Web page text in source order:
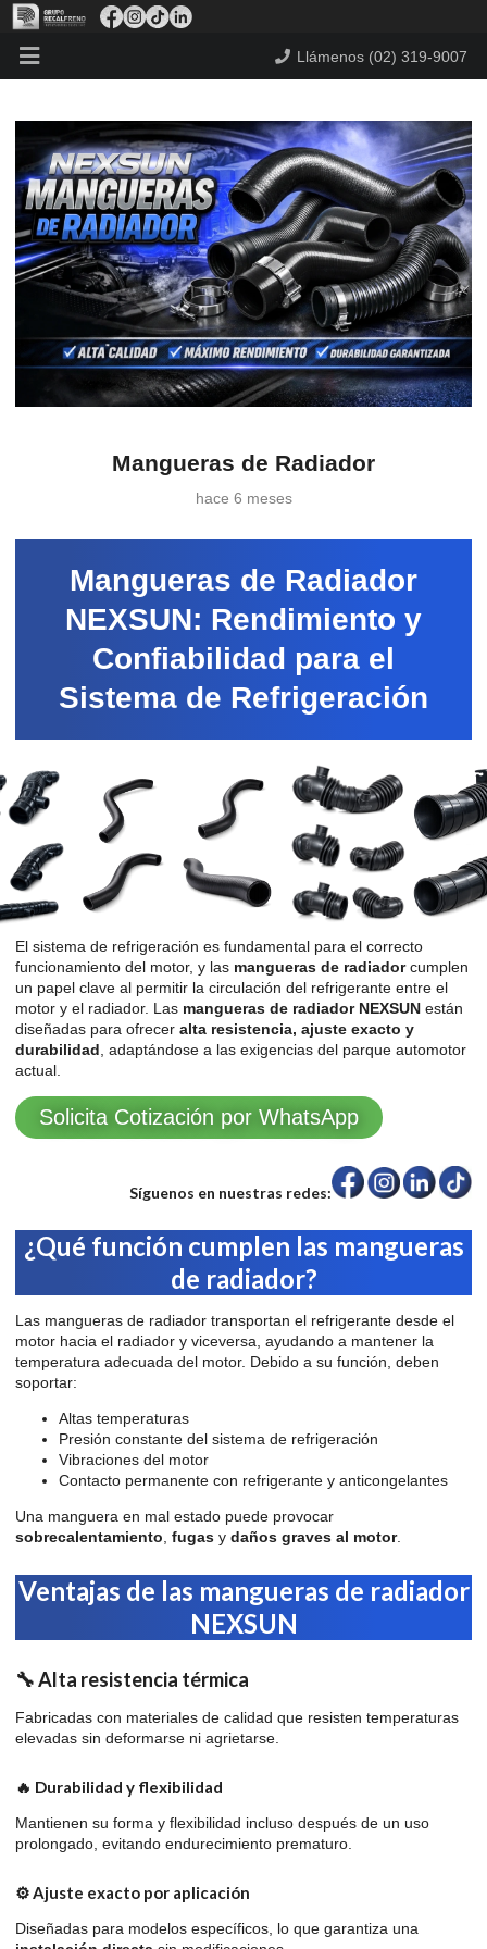
Llámenos (02) 319-9007
Mangueras de Radiador
hace 6 meses
Mangueras de Radiador
NEXSUN: Rendimiento y
Confiabilidad para el
Sistema de Refrigeración
El sistema de refrigeración es fundamental para el correcto
funcionamiento del motor, y las mangueras de radiadorcumplen
un papel clave al permitir la circulación del refrigerante entre el
motor y el radiador. Las mangueras de radiador NEXSUN están
diseñadas para ofrecer alta resistencia, ajuste exacto y
durabilidad , adaptándose a las exigencias del parque automotor
actual.
Solicita Cotización por WhatsApp
Síguenos en nuestras redes:
¿Qué función cumplen las mangueras
de radiador?
Las mangueras de radiador transportan el refrigerante desde el
motor hacia el radiador y viceversa, ayudando a mantener la
temperatura adecuada del motor. Debido a su función, deben
soportar:
Altas temperaturas
Presión constante del sistema de refrigeración
Vibraciones del motor
Contacto permanente con refrigerante y anticongelantes
Una manguera en mal estado puede provocar
sobrecalentamiento fugas y daños graves al motor.
Ventajas de las mangueras de radiador
NEXSUN
🔧 Alta resistencia térmica
Fabricadas con materiales de calidad que resisten temperaturas
elevadas sin deformarse ni agrietarse.
🔥 Durabilidad y flexibilidad
Mantienen su forma y flexibilidad incluso después de un uso
prolongado, evitando endurecimiento prematuro.
⚙️ Ajuste exacto por aplicación
Diseñadas para modelos específicos, lo que garantiza una